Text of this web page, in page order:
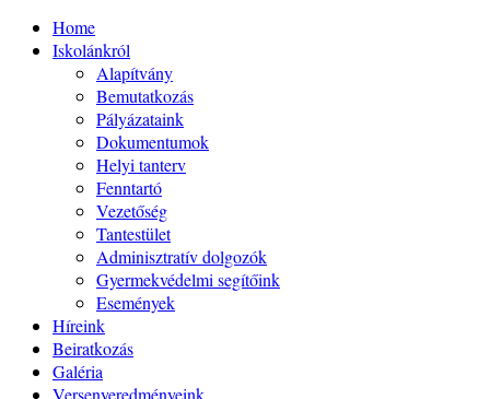
Home
Iskolánkról
Alapítvány
Bemutatkozás
Pályázataink
Dokumentumok
Helyi tanterv
Fenntartó
Vezetőség
Tantestület
Adminisztratív dolgozók
Gyermekvédelmi segítőink
Események
Híreink
Beiratkozás
Galéria